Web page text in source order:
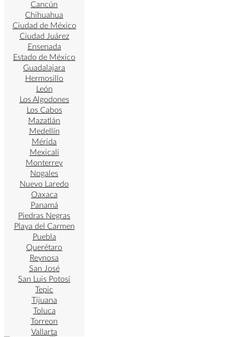
Cancún
Chihuahua
Ciudad de México
Ciudad Juárez
Ensenada
Estado de México
Guadalajara
Hermosillo
León
Los Algodones
Los Cabos
Mazatlán
Medellín
Mérida
Mexicali
Monterrey
Nogales
Nuevo Laredo
Oaxaca
Panamá
Piedras Negras
Playa del Carmen
Puebla
Querétaro
Reynosa
San José
San Luis Potosí
Tepic
Tijuana
Toluca
Torreon
Vallarta